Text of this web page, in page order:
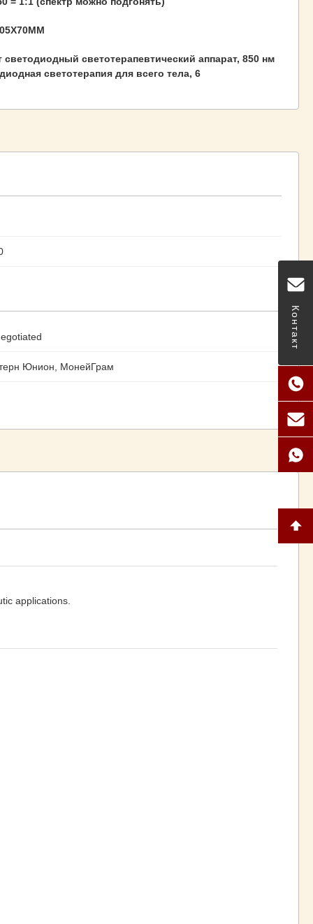
Контакт
светодиодный светотерапевтический аппарат, 850 нм
светотерапия для всего тела, 6
Юнион, МонейГрам
applications.